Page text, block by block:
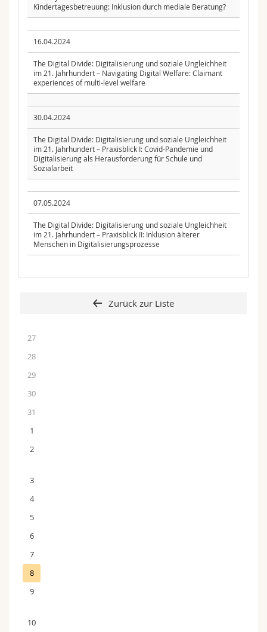
Kindertagesbetreuung: Inklusion durch mediale Beratung?
16.04.2024
The Digital Divide: Digitalisierung und soziale Ungleichheit
im 21. Jahrhundert – Navigating Digital Welfare: Claimant
experiences of multi-level welfare
30.04.2024
The Digital Divide: Digitalisierung und soziale Ungleichheit
im 21. Jahrhundert – Praxisblick I: Covid-Pandemie und
Digitalisierung als Herausforderung für Schule und
Sozialarbeit
07.05.2024
The Digital Divide: Digitalisierung und soziale Ungleichheit
im 21. Jahrhundert – Praxisblick II: Inklusion älterer
Menschen in Digitalisierungsprozesse
Zurück zur Liste
27
28
29
30
31
1
2
3
4
5
6
7
8
9
10